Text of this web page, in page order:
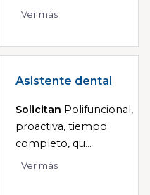
Ver más
Asistente dental
Solicitan Polifuncional,
proactiva, tiempo
completo, qu...
Ver más